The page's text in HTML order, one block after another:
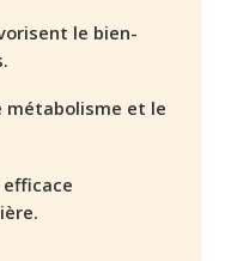
le bien-
métabolisme et le